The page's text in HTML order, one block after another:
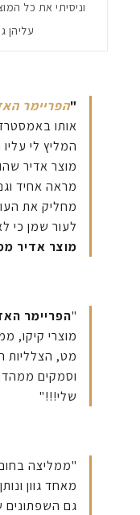
וניסיתי את כל
עליהן גם
"הפריימר
אותו
המליץ לי
מוצר אדיר
מראה אחיד
מחליק את
לעור שמן כי
מוצר אדיר
"הפריימר
מוצרי קיקו,
מט, הצלליות
וסמקים
שלי!!!"
"ממליצה
מאחד גוון
גם השפתונים